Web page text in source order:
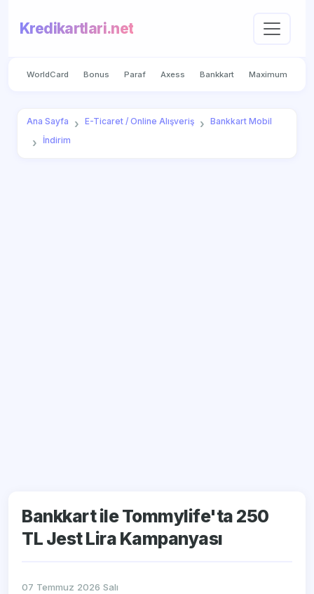
Kredikartlari.net
WorldCard Bonus Paraf Axess Bankkart Maximum
Ana Sayfa E-Ticaret / Online Alışveriş
Bankkart Mobil
İndirim
Bankkart ile Tommylife'ta 250
TL Jest Lira Kampanyası
07 Temmuz 2026 Salı